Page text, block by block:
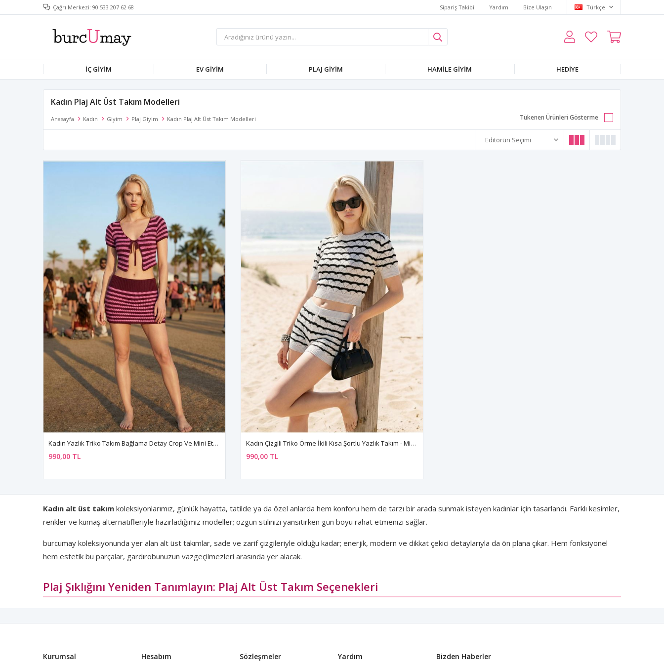
Çağrı Merkezi: 90 533 207 62 68 Sipariş Takibi Yardım Bize Ulaşın Türkçe
İÇ GIYIM EV GIYIM PLAJ GIYIM HAMILE GIYIM HEDIYE
Kadın Plaj Alt Üst Takım Modelleri
Anasayfa Kadın Giyim Plaj Giyim Kadın Plaj Alt Üst Takım Modelleri Tükenen Ürünleri Gösterme
Kadın Yazlık Triko Takım Bağlama Detay Crop Ve Mini Etek Festival Tatil Sahil Bikini Üstü Kombin
990,00 TL
Kadın Çizgili Triko Örme İkili Kısa Şortlu Yazlık Takım - Mini Crop Bluz Plaj Tatil Kombini
990,00 TL
Kadın alt üst takım koleksiyonlarımız, günlük hayatta, tatilde ya da özel anlarda hem konforu hem de tarzı bir arada sunmak isteyen kadınlar için tasarlandı. Farklı kesimler,
renkler ve kumaş alternatifleriyle hazırladığımız modeller; özgün stilinizi yansıtırken gün boyu rahat etmenizi sağlar.
burcumay koleksiyonunda yer alan alt üst takımlar, sade ve zarif çizgileriyle olduğu kadar; enerjik, modern ve dikkat çekici detaylarıyla da ön plana çıkar. Hem fonksiyonel
hem estetik bu parçalar, gardırobunuzun vazgeçilmezleri arasında yer alacak.
Plaj Şıklığını Yeniden Tanımlayın: Plaj Alt Üst Takım Seçenekleri
bikini üzerine rahatlıkla giyilebilecek şekilde tasarlanmıştır. Sahilde yürürken, beach club'ta vakit geçirirken ya da otelde dinlenirken hem şık görünür hem de özgürce hareket
Kurumsal Hesabım Sözleşmeler Yardım Bizden Haberler